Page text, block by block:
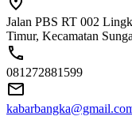
Jalan PBS RT 002
Timur, Kecamatan
081272881599